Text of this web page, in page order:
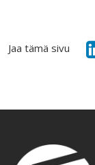
Jaa tämä sivu